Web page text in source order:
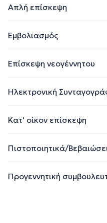
Απλή επίσκεψη
Εμβολιασμός
Επίσκεψη νεογέννητου
Ηλεκτρονική
Κατ' οίκον επίσκεψη
Πιστοποιητικά/
Προγεννητική